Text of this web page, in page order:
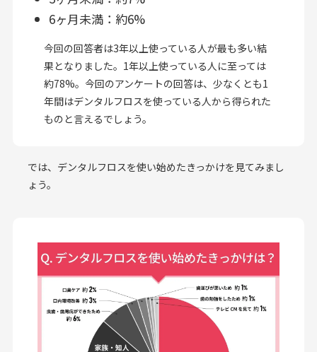
6ヶ月未満：約6%
今回の回答者は3年以上使っている人が最も多い結
果となりました。1年以上使っている人に至っては
約78%。今回のアンケートの回答は、少なくとも1
年間はデンタルフロスを使っている人から得られた
ものと言えるでしょう。
では、デンタルフロスを使い始めたきっかけを見てみまし
ょう。